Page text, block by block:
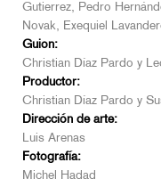
Gutierrez, Pedro
Novak, Exequiel
Guion:
Christian Díaz Pardo y
Productor:
Christian Díaz Pardo y
Dirección de arte:
Luis Arenas
Fotografía:
Michel Hadad